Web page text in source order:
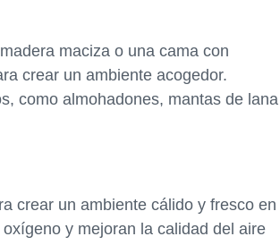
maciza o una cama con
crear un ambiente acogedor.
como almohadones, mantas de lana
crear un ambiente cálido y fresco en
y mejoran la calidad del aire